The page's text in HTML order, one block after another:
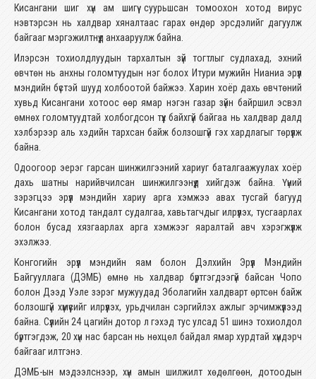
Кисангани шиг хүн ам шигүү суурьшсан томоохон хотод вирус
нэвтэрсэн нь халдвар хяналтаас гарах өндөр эрсдэлийг дагуулж
байгааг мэргэжилтнүүд анхааруулж байна.
Илэрсэн тохиолдлуудын тархалтын зүй тогтлыг судлахад, эхний
өвчтөн нь анхны голомтуудын нэг болох Итури мужийн Нианиа эрүүл
мэндийн бүстэй шууд холбоотой байжээ. Харин хоёр дахь өвчтөний
хувьд Кисангани хотоос өөр ямар нэгэн газар зүйн байршил эсвэл
өмнөх голомтуудтай холбогдсон түүх байхгүй байгаа нь халдвар далд
хэлбэрээр аль хэдийн тархсан байж болзошгүй гэх хардлагыг төрүүлж
байна.
Одоогоор эерэг гарсан шинжилгээний хариуг баталгаажуулах хоёр
дахь шатны нарийвчилсан шинжилгээнүүд хийгдэж байна. Үүний
зэрэгцээ эрүүл мэндийн хариу арга хэмжээ авах тусгай багууд
Кисангани хотод тандалт судалгаа, хавьтагчдыг илрүүлэх, тусгаарлах
болон бусад хязгаарлах арга хэмжээг яаралтай авч хэрэгжүүлж
эхэлжээ.
Конгогийн эрүүл мэндийн яам болон Дэлхийн Эрүүл Мэндийн
Байгууллага (ДЭМБ) өмнө нь халдвар бүртгэгдээгүй байсан Чопо
болон Дээд Уэле зэрэг мужуудад Эболагийн халдварт өртсөн байж
болзошгүй хүмүүсийг илрүүлэх, урьдчилан сэргийлэх ажлыг эрчимжүүлээд
байна. Сүүлийн 24 цагийн дотор л гэхэд тус улсад 51 шинэ тохиолдол
бүртгэгдэж, 20 хүн нас барсан нь нөхцөл байдал ямар хурдтай хүндэрч
байгааг илтгэнэ.
ДЭМБ-ын мэдээлснээр, хүн амын шилжилт хөдөлгөөн, дотоодын